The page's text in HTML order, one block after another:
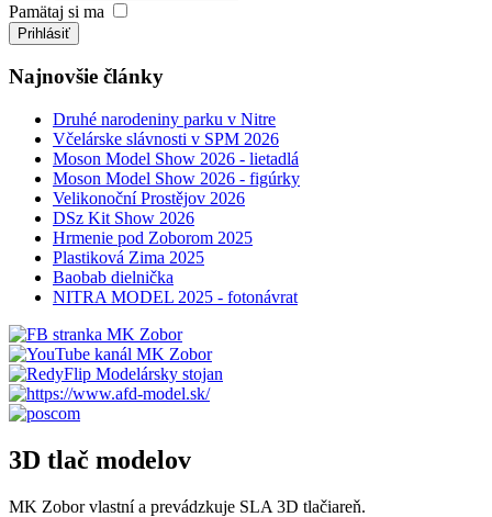
Pamätaj si ma
Prihlásiť
Najnovšie články
Druhé narodeniny parku v Nitre
Včelárske slávnosti v SPM 2026
Moson Model Show 2026 - lietadlá
Moson Model Show 2026 - figúrky
Velikonoční Prostějov 2026
DSz Kit Show 2026
Hrmenie pod Zoborom 2025
Plastiková Zima 2025
Baobab dielnička
NITRA MODEL 2025 - fotonávrat
3D tlač modelov
MK Zobor vlastní a prevádzkuje SLA 3D tlačiareň.